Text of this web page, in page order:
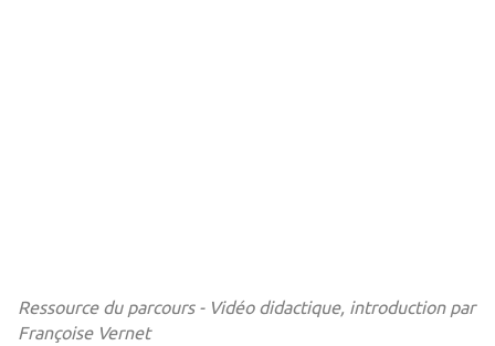
Ressource du parcours - Vidéo didactique, introduction par
Françoise Vernet